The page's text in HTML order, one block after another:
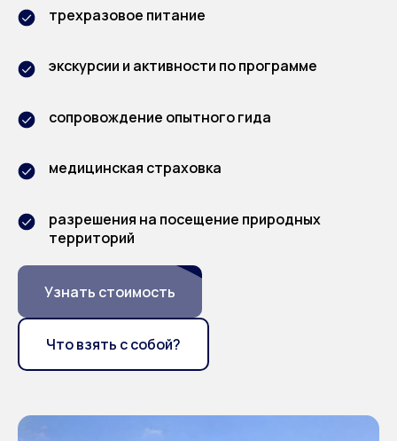
трехразовое питание
экскурсии и активности по программе
сопровождение опытного гида
медицинская страховка
разрешения на посещение природных
территорий
Узнать стоимость
Что взять с собой?